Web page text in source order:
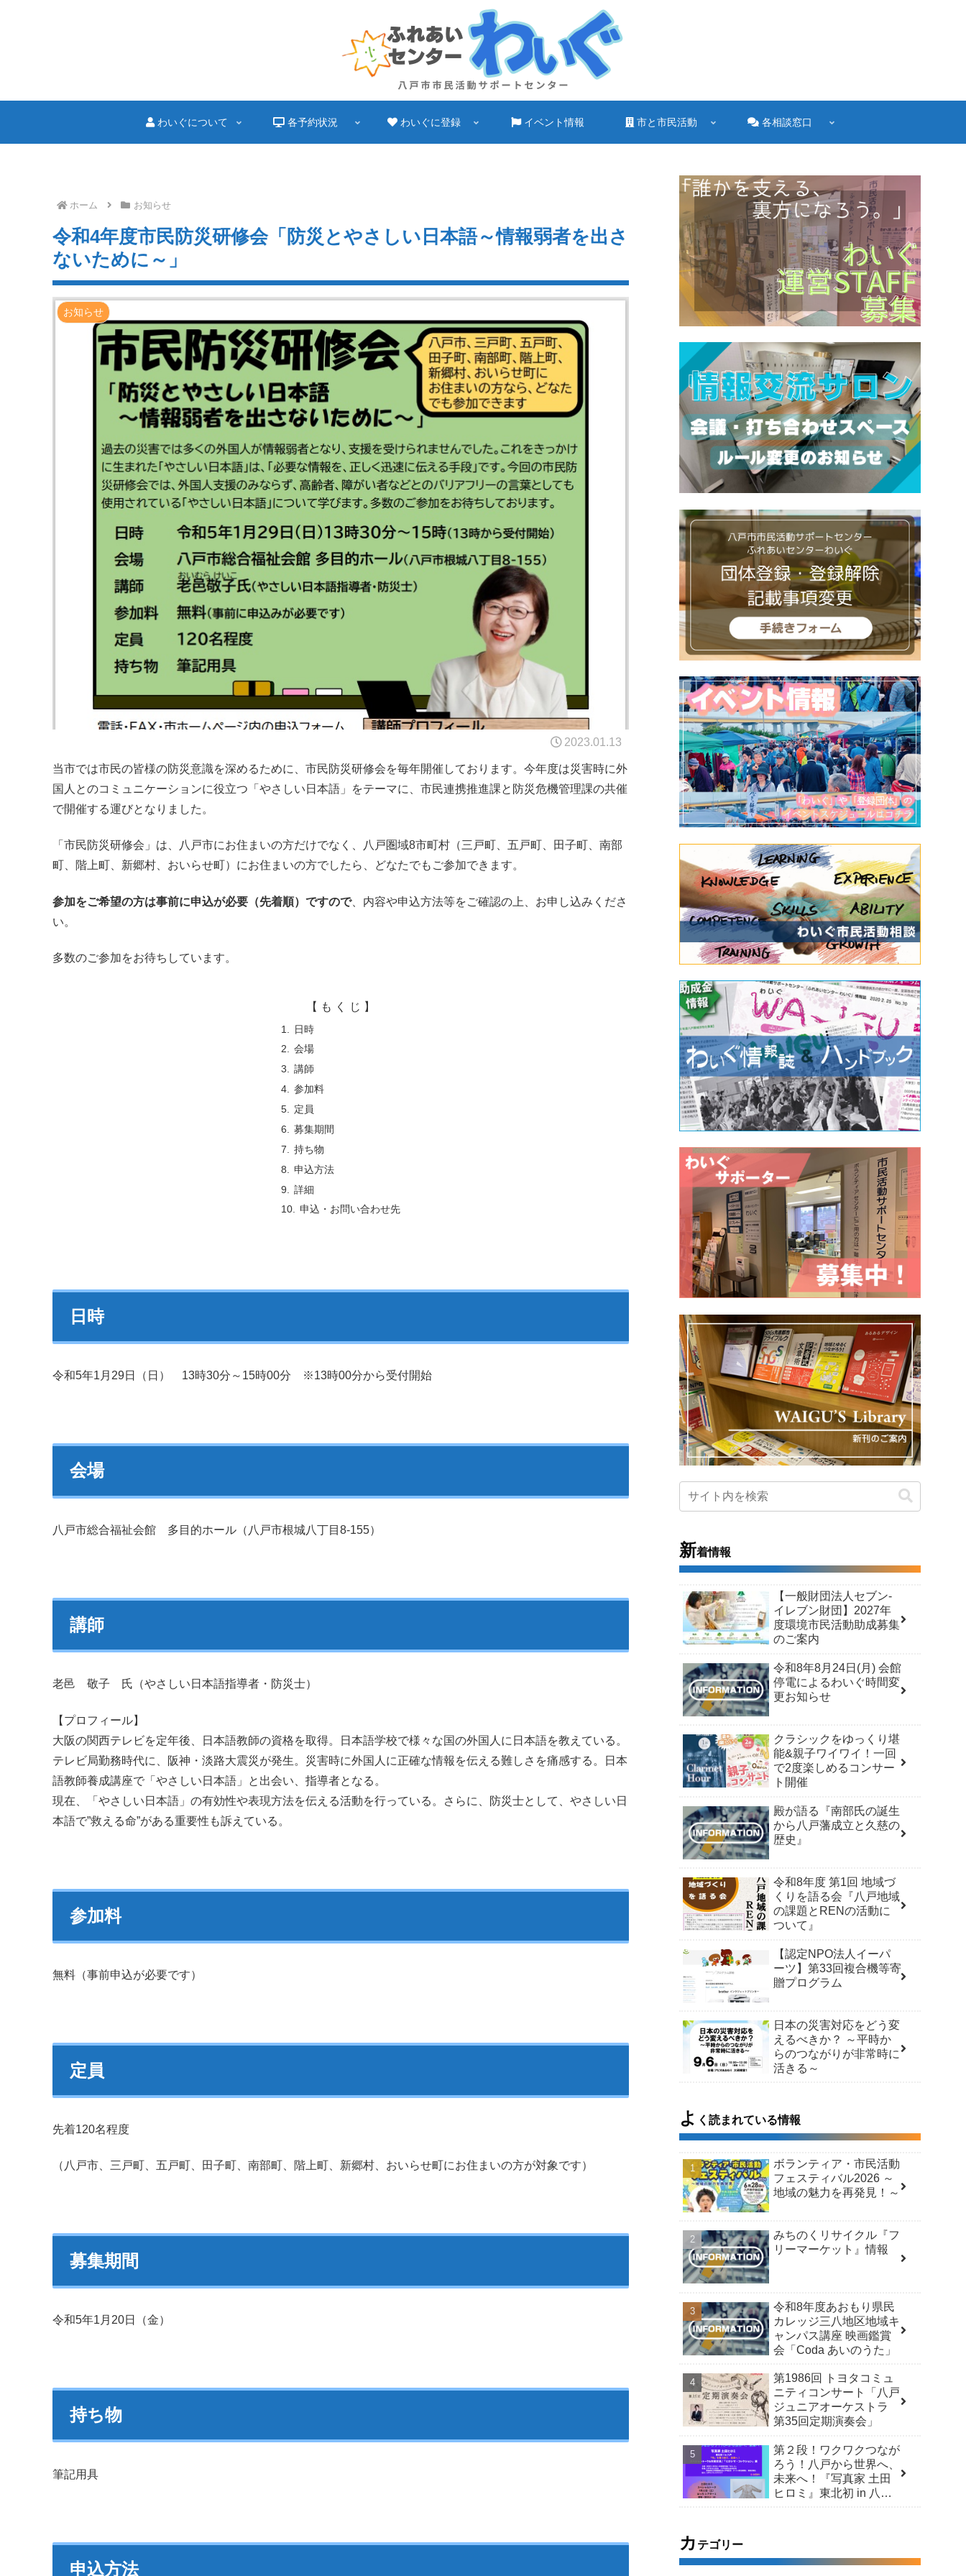
わいぐについて 各予約状況 わいぐに登録 イベント情報 市と市民活動 各相談窓口
ホーム お知らせ
令和4年度市民防災研修会「防災とやさしい日本語～情報弱者を出さ
ないために～」
お知らせ
2023.01.13
当市では市民の皆様の防災意識を深めるために、市民防災研修会を毎年開催しております。今年度は災害時に外
国人とのコミュニケーションに役立つ「やさしい日本語」をテーマに、市民連携推進課と防災危機管理課の共催
で開催する運びとなりました。
「市民防災研修会」は、八戸市にお住まいの方だけでなく、八戸圏域8市町村（三戸町、五戸町、田子町、南部
町、階上町、新郷村、おいらせ町）にお住まいの方でしたら、どなたでもご参加できます。
参加をご希望の方は事前に申込が必要（先着順）ですので、内容や申込方法等をご確認の上、お申し込みくださ
い。
多数のご参加をお待ちしています。
【 も く じ 】
日時
会場
講師
参加料
定員
募集期間
持ち物
申込方法
詳細
申込・お問い合わせ先
日時
令和5年1月29日（日） 13時30分～15時00分 ※13時00分から受付開始
会場
八戸市総合福祉会館 多目的ホール（八戸市根城八丁目8-155）
講師
老邑 敬子 氏（やさしい日本語指導者・防災士）
【プロフィール】
大阪の関西テレビを定年後、日本語教師の資格を取得。日本語学校で様々な国の外国人に日本語を教えている。
テレビ局勤務時代に、阪神・淡路大震災が発生。災害時に外国人に正確な情報を伝える難しさを痛感する。日本
語教師養成講座で「やさしい日本語」と出会い、指導者となる。
現在、「やさしい日本語」の有効性や表現方法を伝える活動を行っている。さらに、防災士として、やさしい日
本語で”救える命”がある重要性も訴えている。
参加料
無料（事前申込が必要です）
定員
先着120名程度
（八戸市、三戸町、五戸町、田子町、南部町、階上町、新郷村、おいらせ町にお住まいの方が対象です）
募集期間
令和5年1月20日（金）
持ち物
筆記用具
申込方法
新着情報
【一般財団法人セブン-
イレブン財団】2027年
度環境市民活動助成募集
のご案内
令和8年8月24日(月) 会館
停電によるわいぐ時間変
更お知らせ
クラシックをゆっくり堪
能&親子ワイワイ！一回
で2度楽しめるコンサー
ト開催
殿が語る『南部氏の誕生
から八戸藩成立と久慈の
歴史』
令和8年度 第1回 地域づ
くりを語る会『八戸地域
の課題とRENの活動に
ついて』
【認定NPO法人イーパ
ーツ】第33回複合機等寄
贈プログラム
日本の災害対応をどう変
えるべきか？ ～平時か
らのつながりが非常時に
活きる～
よ く読まれている情報
ボランティア・市民活動
フェスティバル2026 ～
地域の魅力を再発見！～
みちのくリサイクル『フ
リーマーケット』情報
令和8年度あおもり県民
カレッジ三八地区地域キ
ャンパス講座 映画鑑賞
会「Coda あいのうた」
第1986回 トヨタコミュ
ニティコンサート「八戸
ジュニアオーケストラ
第35回定期演奏会」
第２段！ワクワクつなが
ろう！八戸から世界へ、
未来へ！『写真家 土田
ヒロミ』東北初 in 八戸
カ テゴリー